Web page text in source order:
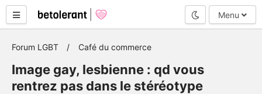
Mode nuit
Menu
Forum LGBT Café du commerce
Image gay, lesbienne : qd vous
rentrez pas dans le stéréotype